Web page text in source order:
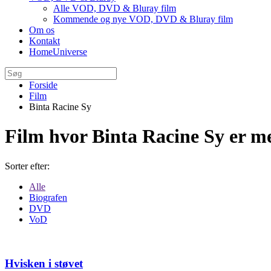
Alle VOD, DVD & Bluray film
Kommende og nye VOD, DVD & Bluray film
Om os
Kontakt
HomeUniverse
Forside
Film
Binta Racine Sy
Film hvor Binta Racine Sy er
Sorter efter:
Alle
Biografen
DVD
VoD
Hvisken i støvet